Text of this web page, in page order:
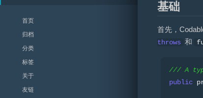
首页
归档
分类
标签
关于
友链
基础
首先，
throws 和
/// A
public